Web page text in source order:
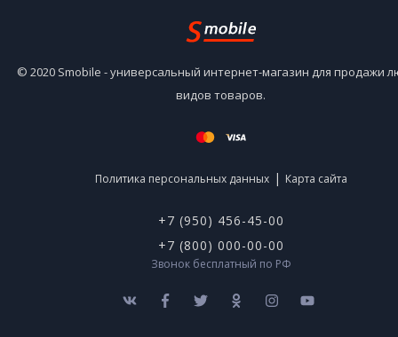
© 2020 Smobile - универсальный интернет-магазин для продажи
видов товаров.
Политика персональных данных | Карта сайта
+7 (950) 456-45-00
+7 (800) 000-00-00
Звонок бесплатный по РФ